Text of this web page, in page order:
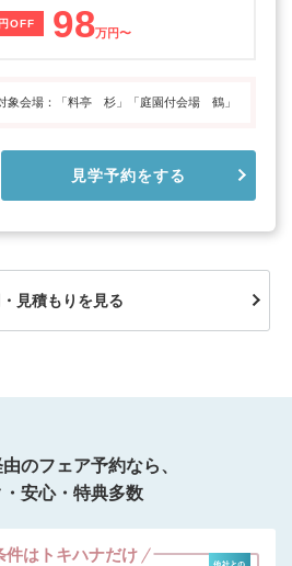
OFF 98万円〜
象会場：「料亭 杉」「庭園付会場 鶴」
見学予約をする
見積もりを見る
由のフェア予約なら、
・安心・特典多数
件はトキハナだけ